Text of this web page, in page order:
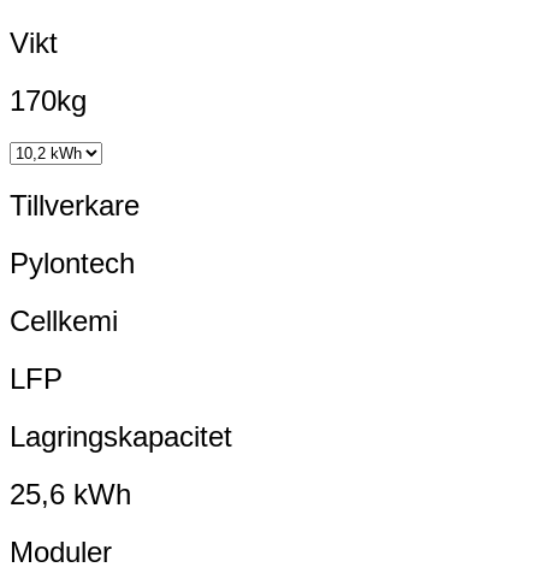
Vikt
170kg
Tillverkare
Pylontech
Cellkemi
LFP
Lagringskapacitet
25,6 kWh
Moduler